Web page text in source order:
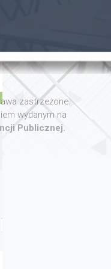
zastrzeżone.
wydanym na
Publicznej.